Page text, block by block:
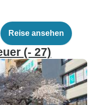
Reise ansehen
(- 27)